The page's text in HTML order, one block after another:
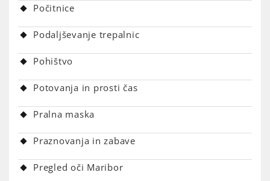
Počitnice
Podaljševanje trepalnic
Pohištvo
Potovanja in prosti čas
Pralna maska
Praznovanja in zabave
Pregled oči Maribor